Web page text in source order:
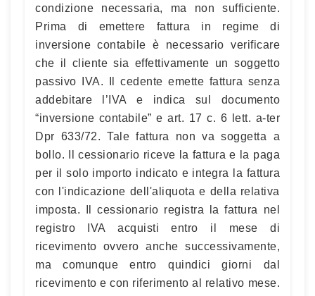
condizione necessaria, ma non sufficiente.
Prima di emettere fattura in regime di
inversione contabile è necessario verificare
che il cliente sia effettivamente un soggetto
passivo IVA. Il cedente emette fattura senza
addebitare l’IVA e indica sul documento
“inversione contabile” e art. 17 c. 6 lett. a-ter
Dpr 633/72. Tale fattura non va soggetta a
bollo. Il cessionario riceve la fattura e la paga
per il solo importo indicato e integra la fattura
con l'indicazione dell'aliquota e della relativa
imposta. Il cessionario registra la fattura nel
registro IVA acquisti entro il mese di
ricevimento ovvero anche successivamente,
ma comunque entro quindici giorni dal
ricevimento e con riferimento al relativo mese.